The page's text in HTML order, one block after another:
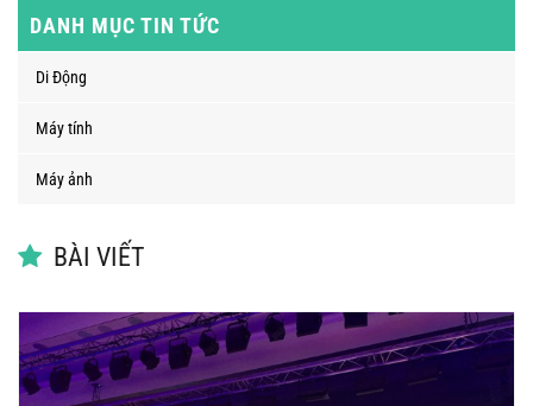
DANH MỤC TIN TỨC
Di Động
Máy tính
Máy ảnh
BÀI VIẾT